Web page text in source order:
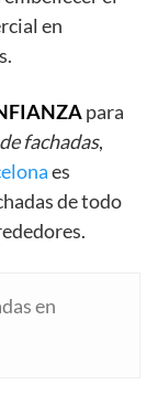
en
para
fachadas,
es
de todo
en